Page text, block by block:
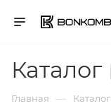
Каталог
Главная — Каталог